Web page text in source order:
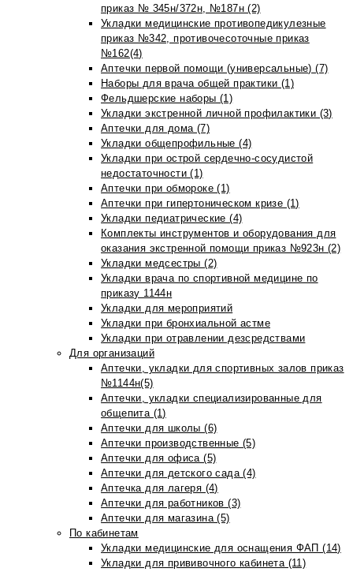
приказ № 345н/372н, №187н (2)
Укладки медицинские противопедикулезные
приказ №342, противочесоточные приказ
№162(4)
Аптечки первой помощи (универсальные) (7)
Наборы для врача общей практики (1)
Фельдшерские наборы (1)
Укладки экстренной личной профилактики (3)
Аптечки для дома (7)
Укладки общепрофильные (4)
Укладки при острой сердечно-сосудистой
недостаточности (1)
Аптечки при обмороке (1)
Аптечки при гипертоническом кризе (1)
Укладки педиатрические (4)
Комплекты инструментов и оборудования для
оказания экстренной помощи приказ №923н (2)
Укладки медсестры (2)
Укладки врача по спортивной медицине по
приказу 1144н
Укладки для мероприятий
Укладки при бронхиальной астме
Укладки при отравлении дезсредствами
Для организаций
Аптечки, укладки для спортивных залов приказ
№1144н(5)
Аптечки, укладки специализированные для
общепита (1)
Аптечки для школы (6)
Аптечки производственные (5)
Аптечки для офиса (5)
Аптечки для детского сада (4)
Аптечка для лагеря (4)
Аптечки для работников (3)
Аптечки для магазина (5)
По кабинетам
Укладки медицинские для оснащения ФАП (14)
Укладки для прививочного кабинета (11)